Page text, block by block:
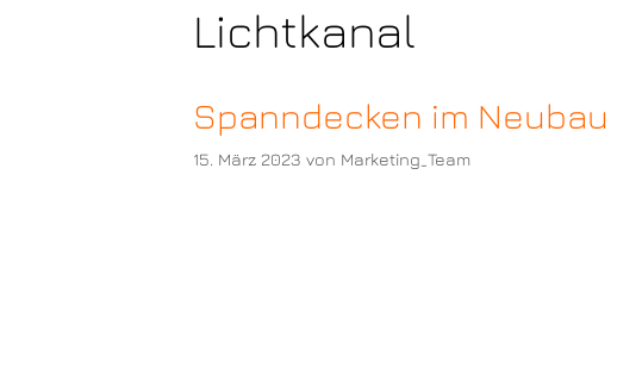
Lichtkanal
Spanndecken im Neubau
15. März 2023 von Marketing_Team